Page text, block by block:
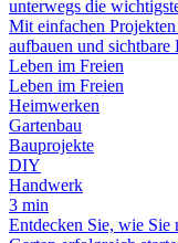
unterwegs die
Mit einfachen
aufbauen und sichtbare
Leben im Freien
Leben im Freien
Heimwerken
Gartenbau
Bauprojekte
DIY
Handwerk
3 min
Entdecken Sie, wie Sie